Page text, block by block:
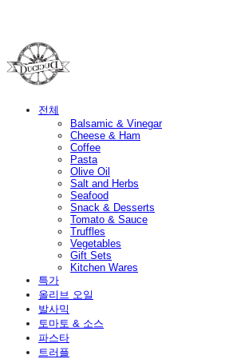
전체
Balsamic & Vinegar
Cheese & Ham
Coffee
Pasta
Olive Oil
Salt and Herbs
Seafood
Snack & Desserts
Tomato & Sauce
Truffles
Vegetables
Gift Sets
Kitchen Wares
특가
올리브 오일
발사믹
토마토 & 소스
파스타
트러플